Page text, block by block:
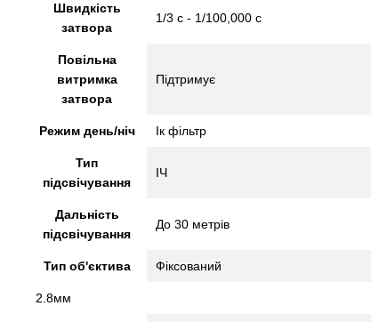
Швидкість
затвора
1/3 с - 1/100,000 с
Повільна
витримка
затвора
Підтримує
Режим день/ніч Ік фільтр
Тип
підсвічування
ІЧ
Дальність
підсвічування
До 30 метрів
Тип об'єктива Фіксований
2.8мм